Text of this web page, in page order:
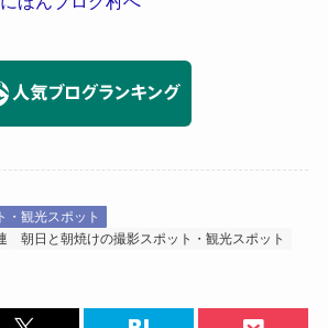
・観光スポット
朝日と朝焼けの撮影スポット・観光スポット